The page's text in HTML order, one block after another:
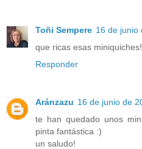
Toñi Sempere 16 de junio
que ricas esas
Responder
Aránzazu 16 de junio de
te han quedado unos
pinta fantástica :)
un saludo!